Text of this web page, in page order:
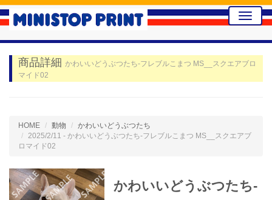
Toggle
商品詳細 かわいいどうぶつたち-フレブルこまつ MS__スクエアブロ
マイド02
HOME 動物
かわいいどうぶつたち
2025/2/11 - かわいいどうぶつたち-フレブルこまつ MS__スクエアブ
ロマイド02
かわいいどうぶつたち-